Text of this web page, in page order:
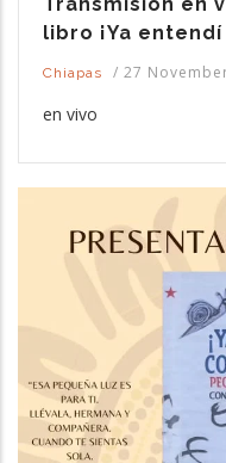
Transmision en
libro ¡Ya
Chiapas / 27
en vivo